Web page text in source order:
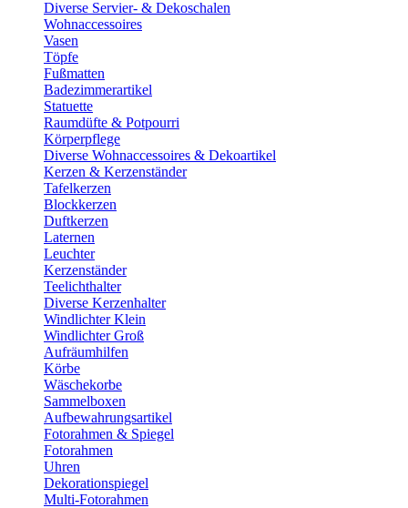
Diverse Servier- & Dekoschalen
Wohnaccessoires
Vasen
Töpfe
Fußmatten
Badezimmerartikel
Statuette
Raumdüfte & Potpourri
Körperpflege
Diverse Wohnaccessoires & Dekoartikel
Kerzen & Kerzenständer
Tafelkerzen
Blockkerzen
Duftkerzen
Laternen
Leuchter
Kerzenständer
Teelichthalter
Diverse Kerzenhalter
Windlichter Klein
Windlichter Groß
Aufräumhilfen
Körbe
Wäschekorbe
Sammelboxen
Aufbewahrungsartikel
Fotorahmen & Spiegel
Fotorahmen
Uhren
Dekorationspiegel
Multi-Fotorahmen